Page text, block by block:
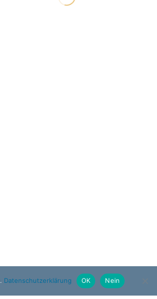
Datenschutzerklärung OK Nein